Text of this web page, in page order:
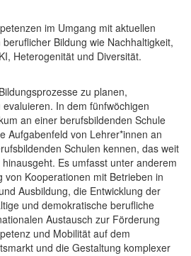
im Umgang mit aktuellen
Bildung wie Nachhaltigkeit,
Heterogenität und Diversität.
zu planen,
In dem fünfwöchigen
an einer berufsbildenden Schule
Aufgabenfeld von Lehrer*innen an
Schulen kennen, das weit
Es umfasst unter anderem
von Kooperationen mit Betrieben in
Ausbildung, die Entwicklung der
und demokratische berufliche
Austausch zur Förderung
und Mobilität auf dem
und die Gestaltung komplexer